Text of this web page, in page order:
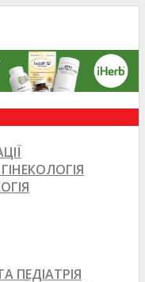
ПЕДІАТРІЯ